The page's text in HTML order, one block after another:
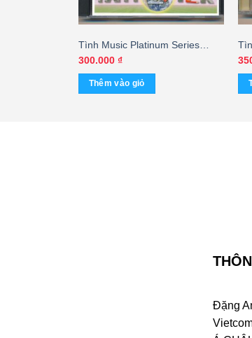
Tình Music Platinum Series
CD06 – Happy Y2K
300.000 ₫
Thêm vào giỏ
Đặng